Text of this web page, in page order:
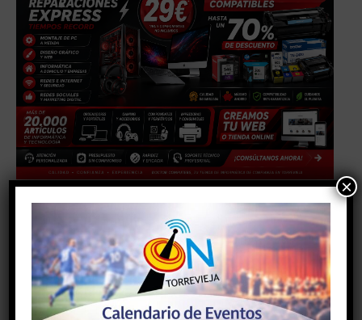
#AYUNTAMIENTODETORREVIEJA
#comunidadvalenciana
#torrevieja #torreviejaon
×